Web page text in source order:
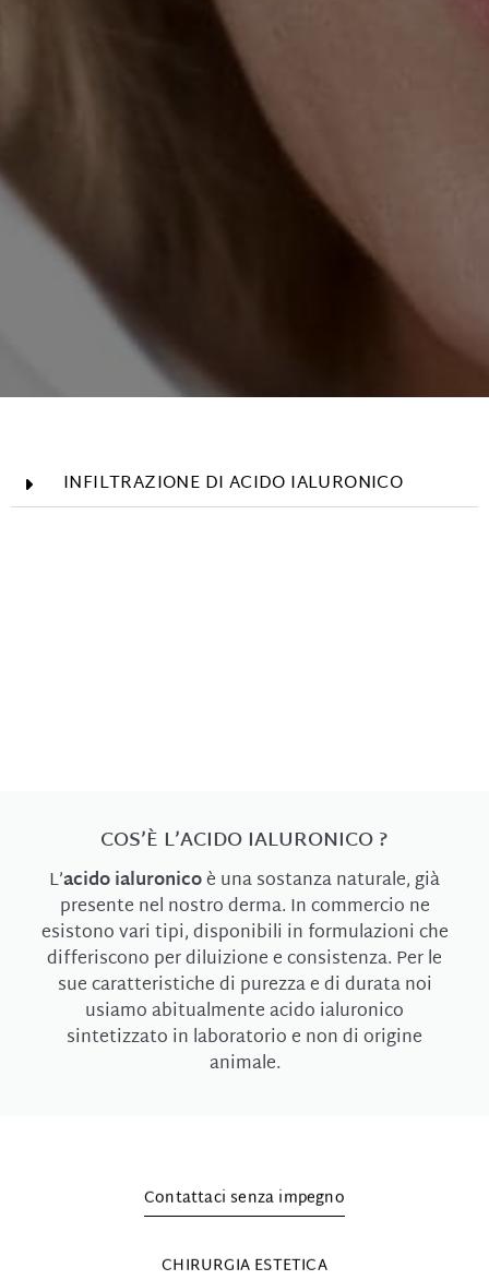
INFILTRAZIONE DI ACIDO IALURONICO
COS’È L’ACIDO IALURONICO ?
L’acido ialuronicoè una sostanza naturale, già
presente nel nostro derma. In commercio ne
esistono vari tipi, disponibili in formulazioni che
differiscono per diluizione e consistenza. Per le
sue caratteristiche di purezza e di durata noi
usiamo abitualmente acido ialuronico
sintetizzato in laboratorio e non di origine
animale.
Contattaci senza impegno
CHIRURGIA ESTETICA